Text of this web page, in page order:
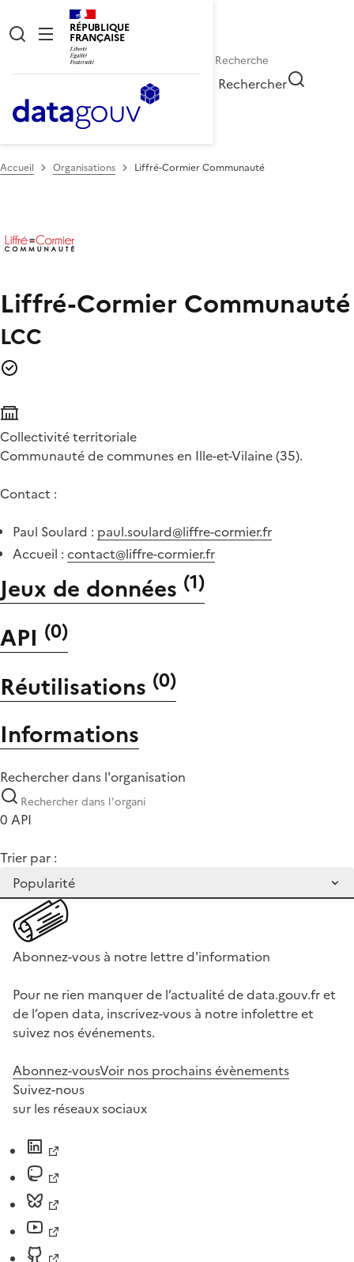
RÉPUBLIQUE
FRANÇAISE
Rechercher
Accueil Organisations Liffré-Cormier Communauté
Liffré-Cormier Communauté
LCC
Collectivité territoriale
Communauté de communes en Ille-et-Vilaine (35).
Contact :
Paul Soulard : paul.soulard@liffre-cormier.fr
Accueil : contact@liffre-cormier.fr
Jeux de données (1)
API (0)
Réutilisations (0)
Informations
Rechercher dans l'organisation
0 API
Trier par :
Abonnez-vous à notre lettre d'information
Pour ne rien manquer de l’actualité de data.gouv.fr et
de l’open data, inscrivez-vous à notre infolettre et
suivez nos événements.
Abonnez-vousVoir nos prochains évènements
Suivez-nous
sur les réseaux sociaux